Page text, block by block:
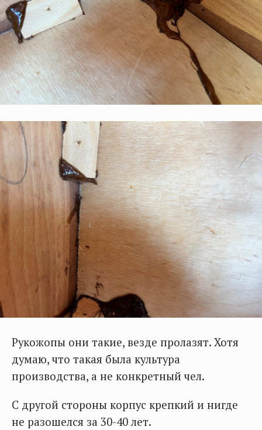
Рукожопы они такие, везде пролазят. Хотя
думаю, что такая была культура
производства, а не конкретный чел.
С другой стороны корпус крепкий и нигде
не разошелся за 30-40 лет.